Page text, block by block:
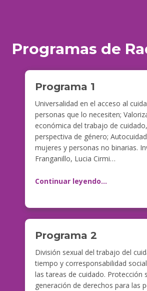
Programas de
Programa 1
Universalidad en el acceso al
personas que lo necesiten;
económica del trabajo de
perspectiva de género;
mujeres y personas no binarias.
Franganillo, Lucia Cirmi…
Continuar leyendo…
Programa 2
División sexual del trabajo del
tiempo y corresponsabilidad
las tareas de cuidado. Protección
generación de derechos para las